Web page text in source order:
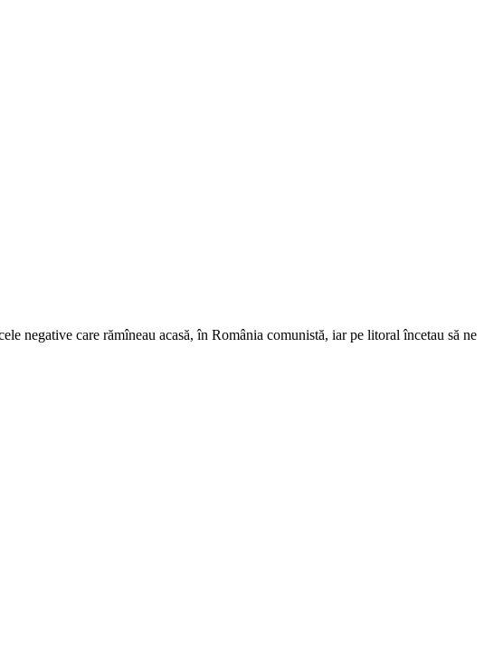
negative care rămîneau acasă, în România comunistă, iar pe litoral încetau să ne